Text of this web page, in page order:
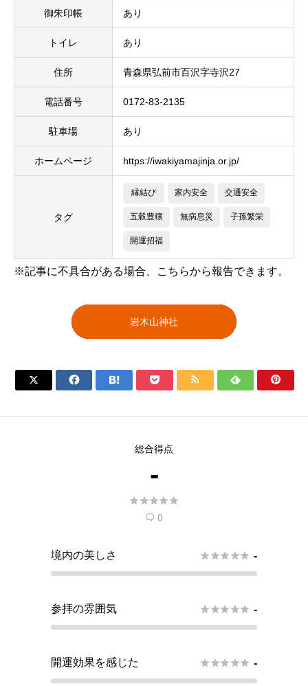
御朱印帳 あり
トイレ あり
住所 青森県弘前市百沢字寺沢27
電話番号 0172-83-2135
駐車場 あり
ホームページ https://iwakiyamajinja.or.jp/
タグ
縁結び 家内安全 交通安全
五穀豊穣 無病息災 子孫繁栄
開運招福
※記事に不具合がある場合、こちらから報告できます。
岩木山神社
      
総合得点
-

 0
境内の美しさ  -
参拝の雰囲気  -
開運効果を感じた  -